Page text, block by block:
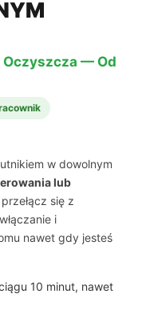
Oczyszcza — Od
w dowolnym
lub
się z
i
nawet gdy jesteś
10 minut, nawet